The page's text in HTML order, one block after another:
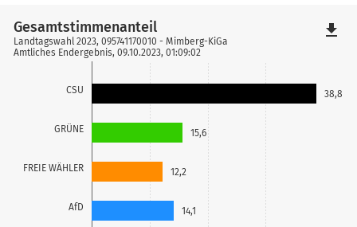
CSU
GRÜNE
FREIE WÄHLER
AfD
38,8
15,6
12,2
14,1
Gesamtstimmenanteil
Landtagswahl 2023, 095741170010 - Mimberg-KiGa
Amtliches Endergebnis, 09.10.2023, 01:09:02
file_download